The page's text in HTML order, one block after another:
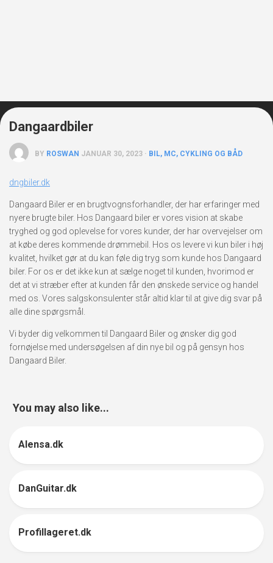
Dangaardbiler
BY ROSWAN JANUAR 30, 2023 · BIL, MC, CYKLING OG BÅD
dngbiler.dk
Dangaard Biler er en brugtvognsforhandler, der har erfaringer med
nyere brugte biler. Hos Dangaard biler er vores vision at skabe
tryghed og god oplevelse for vores kunder, der har overvejelser om
at købe deres kommende drømmebil. Hos os levere vi kun biler i høj
kvalitet, hvilket gør at du kan føle dig tryg som kunde hos Dangaard
biler. For os er det ikke kun at sælge noget til kunden, hvorimod er
det at vi stræber efter at kunden får den ønskede service og handel
med os. Vores salgskonsulenter står altid klar til at give dig svar på
alle dine spørgsmål.
Vi byder dig velkommen til Dangaard Biler og ønsker dig god
fornøjelse med undersøgelsen af din nye bil og på gensyn hos
Dangaard Biler.
You may also like...
Alensa.dk
DanGuitar.dk
Profillageret.dk